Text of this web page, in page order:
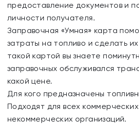
предоставление документов и
личности получателя.
Заправочная ‭«Умная» карта
затраты на топливо и сделать
такой картой вы знаете
заправочных обслуживался
какой цене.
Для кого предназначены
Подходят для всех
некоммерческих организаций.